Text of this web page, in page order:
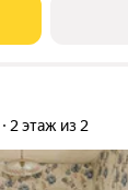
2 этаж из 2